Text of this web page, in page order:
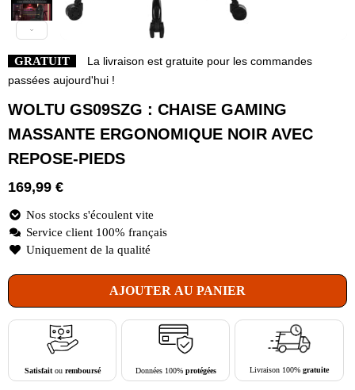
GRATUIT
La livraison est gratuite pour les commandes
passées aujourd'hui !
WOLTU GS09SZG : CHAISE GAMING
MASSANTE ERGONOMIQUE NOIR AVEC
REPOSE-PIEDS
169,99 €
Nos stocks s'écoulent vite
Service client 100% français
Uniquement de la qualité
AJOUTER AU PANIER
Satisfaitou remboursé Données 100% protégées Livraison 100%gratuite